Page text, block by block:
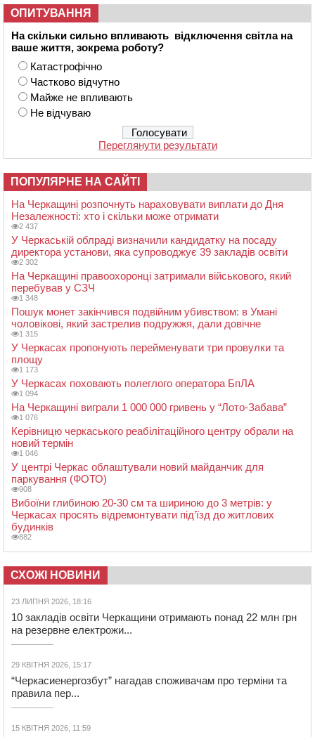
ОПИТУВАННЯ
На скільки сильно впливають відключення світла на
ваше життя, зокрема роботу?
Катастрофічно
Частково відчутно
Майже не впливають
Не відчуваю
Переглянути результати
ПОПУЛЯРНЕ НА САЙТІ
На Черкащині розпочнуть нараховувати виплати до Дня
Незалежності: хто і скільки може отримати
2 437
У Черкаській облраді визначили кандидатку на посаду
директора установи, яка супроводжує 39 закладів освіти
2 302
На Черкащині правоохоронці затримали військового, який
перебував у СЗЧ
1 348
Пошук монет закінчився подвійним убивством: в Умані
чоловікові, який застрелив подружжя, дали довічне
1 315
У Черкасах пропонують перейменувати три провулки та
площу
1 173
У Черкасах поховають полеглого оператора БпЛА
1 094
На Черкащині виграли 1 000 000 гривень у “Лото-Забава”
1 076
Керівницю черкаського реабілітаційного центру обрали на
новий термін
1 046
У центрі Черкас облаштували новий майданчик для
паркування (ФОТО)
908
Вибоїни глибиною 20-30 см та шириною до 3 метрів: у
Черкасах просять відремонтувати під’їзд до житлових
будинків
882
СХОЖІ НОВИНИ
23 ЛИПНЯ 2026, 18:16
10 закладів освіти Черкащини отримають понад 22 млн грн
на резервне електрожи...
29 КВІТНЯ 2026, 15:17
“Черкасиенергозбут” нагадав споживачам про терміни та
правила пер...
15 КВІТНЯ 2026, 11:59